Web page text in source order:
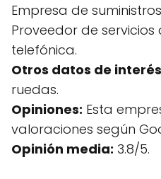
Empresa de
Proveedor de
telefónica.
Otros datos de
ruedas.
Opiniones: Esta
valoraciones según
Opinión media: 3.8/5.